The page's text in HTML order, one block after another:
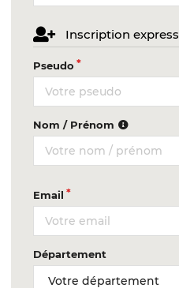
Inscription express
Pseudo
Nom / Prénom
Email
Département